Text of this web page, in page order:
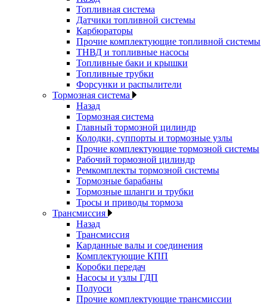
Топливная система
Датчики топливной системы
Карбюраторы
Прочие комплектующие топливной системы
ТНВД и топливные насосы
Топливные баки и крышки
Топливные трубки
Форсунки и распылители
Тормозная система
Назад
Тормозная система
Главный тормозной цилиндр
Колодки, суппорты и тормозные узлы
Прочие комплектующие тормозной системы
Рабочий тормозной цилиндр
Ремкомплекты тормозной системы
Тормозные барабаны
Тормозные шланги и трубки
Тросы и приводы тормоза
Трансмиссия
Назад
Трансмиссия
Карданные валы и соединения
Комплектующие КПП
Коробки передач
Насосы и узлы ГДП
Полуоси
Прочие комплектующие трансмиссии